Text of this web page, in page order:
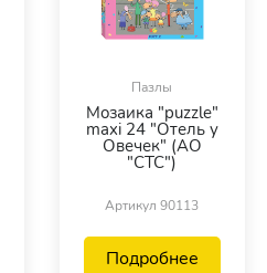
Пазлы
Мозаика "puzzle"
maxi 24 "Отель у
Овечек" (АО
"СТС")
Артикул 90113
Подробнее